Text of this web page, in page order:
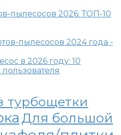
пылесосов 2026: ТОП-10
в 2026 году: 10
турбощетки
Для большой